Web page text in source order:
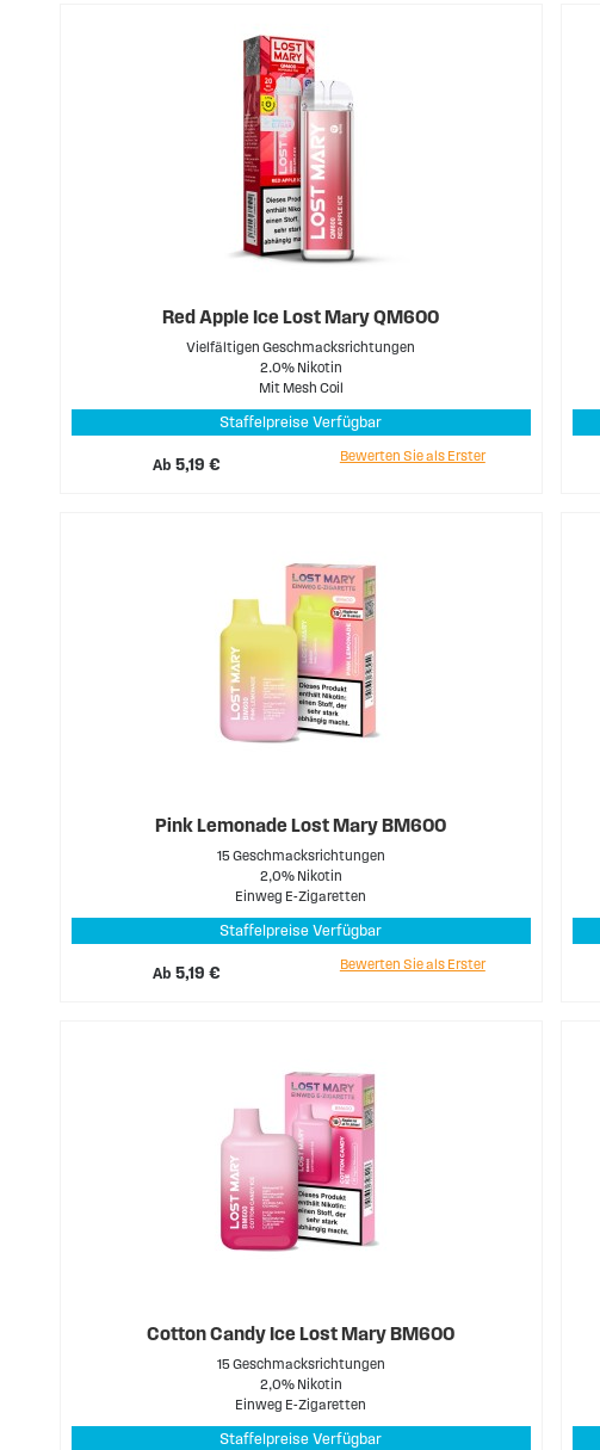
Red Apple Ice Lost Mary QM600
Vielfältigen Geschmacksrichtungen
2.0% Nikotin
Mit Mesh Coil
Staffelpreise Verfügbar
Ab 5,19 €
Bewerten Sie als Erster
Pink Lemonade Lost Mary BM600
15 Geschmacksrichtungen
2,0% Nikotin
Einweg E-Zigaretten
Staffelpreise Verfügbar
Ab 5,19 €
Bewerten Sie als Erster
Cotton Candy Ice Lost Mary BM600
15 Geschmacksrichtungen
2,0% Nikotin
Einweg E-Zigaretten
Staffelpreise Verfügbar